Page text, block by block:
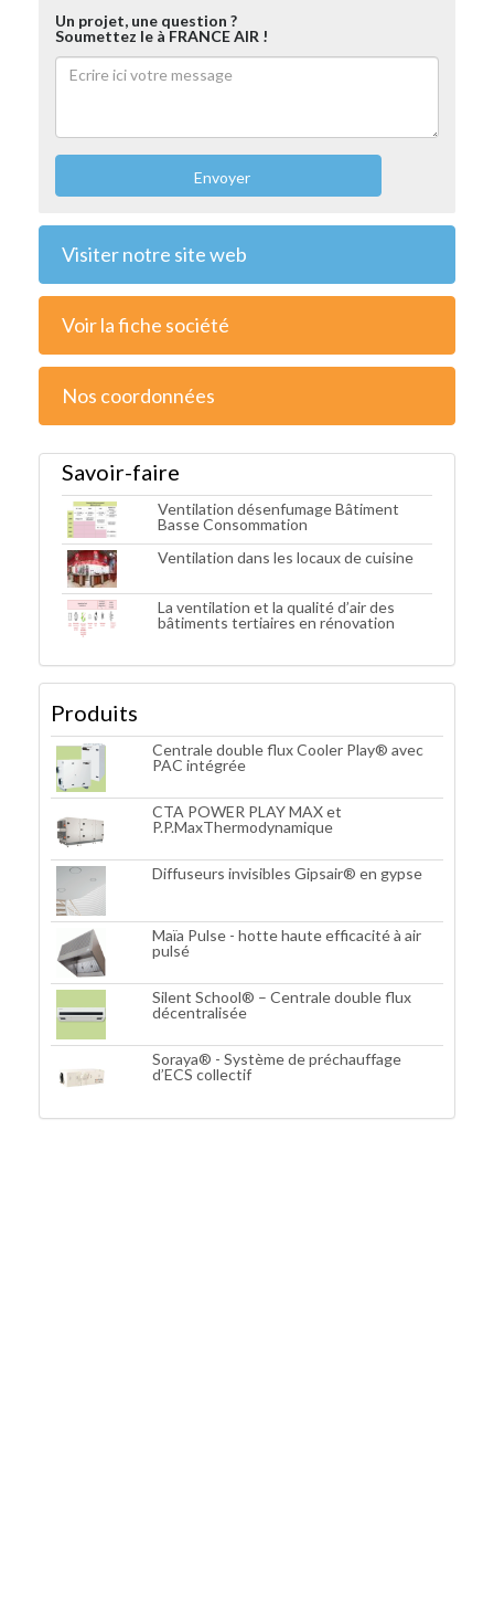
Un projet, une question ?
Soumettez le à FRANCE AIR !
Envoyer
Visiter notre site web
Voir la fiche société
Nos coordonnées
Savoir-faire
Ventilation désenfumage Bâtiment
Basse Consommation
Ventilation dans les locaux de cuisine
La ventilation et la qualité d’air des
bâtiments tertiaires en rénovation
Produits
Centrale double flux Cooler Play® avec
PAC intégrée
CTA POWER PLAY MAX et
P.P.MaxThermodynamique
Diffuseurs invisibles Gipsair® en gypse
Maïa Pulse - hotte haute efficacité à air
pulsé
Silent School® – Centrale double flux
décentralisée
Soraya® - Système de préchauffage
d’ECS collectif